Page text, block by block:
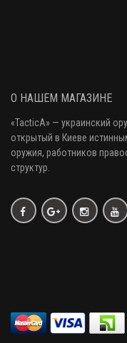
О НАШЕМ МАГАЗИНЕ
«TacticA» — украинский
открытый в Киеве
оружия, работников
структур.